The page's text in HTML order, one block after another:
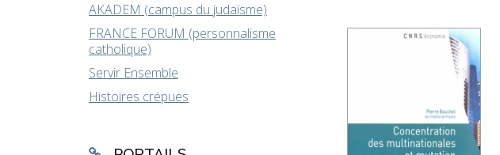
AKADEM (campus du judaïsme)
FRANCE FORUM (personnalisme
catholique)
Servir Ensemble
Histoires crépues